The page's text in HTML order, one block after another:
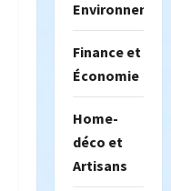
Finance et
Économie
Home-
déco et
Artisans